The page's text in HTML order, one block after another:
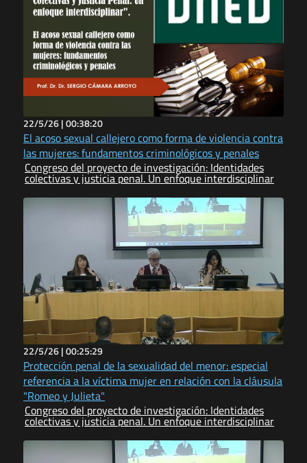
22/5/26 |00:38:20
El acoso sexual callejero como forma de violencia contra
las mujeres: fundamentos criminológicos y penales
Congreso del proyecto de investigación: Identidades
colectivas y justicia penal. Un enfoque interdisciplinar
22/5/26 |00:25:29
Protección penal de la sexualidad del menor: especial
referencia a la víctima mujer en relación con la cláusula
"Romeo y Julieta"
Congreso del proyecto de investigación: Identidades
colectivas y justicia penal. Un enfoque interdisciplinar